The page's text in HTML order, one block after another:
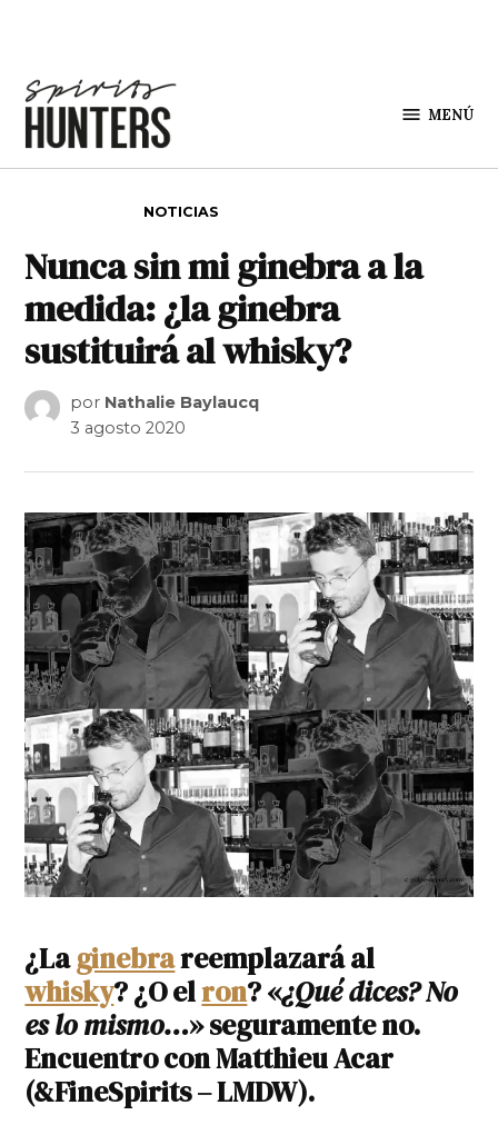
MENÚ
NOTICIAS
Nunca sin mi ginebra a la
medida: ¿la ginebra
sustituirá al whisky?
por Nathalie Baylaucq
3 agosto 2020
¿Laginebrareemplazará al
whisky? ¿O elron? «¿Qué dices? No
es lo mismo…» seguramente no.
Encuentro con Matthieu Acar
(&FineSpirits – LMDW).